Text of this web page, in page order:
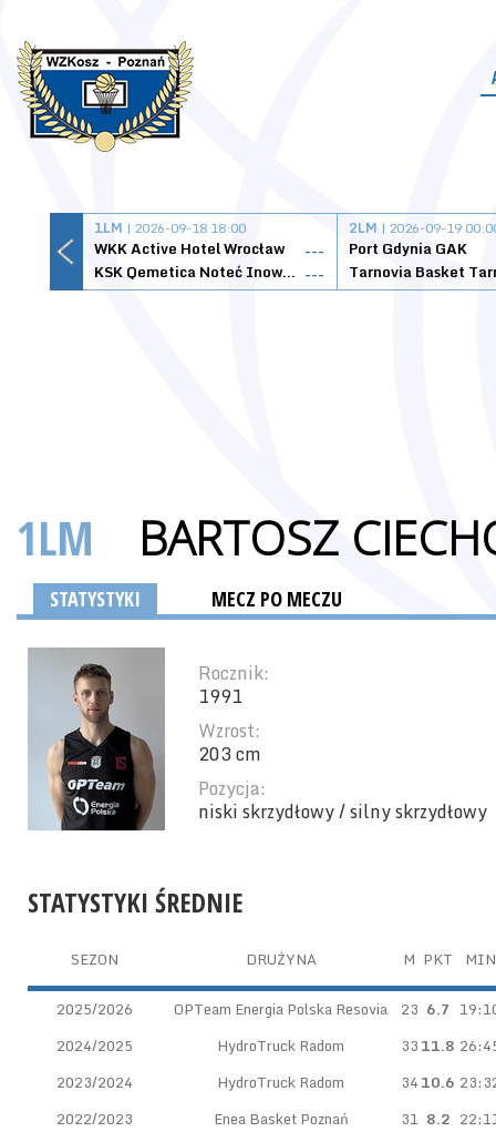
1LM | 2026-09-18 18:00
WKK Active Hotel Wrocław
---
KSK Qemetica Noteć Inowrocław ---
2LM | 2026-09-19
Port Gdynia GAK
1LM BARTOSZ
STATYSTYKI MECZ PO MECZU
Rocznik:
1991
Wzrost:
203 cm
Pozycja:
niski skrzydłowy / silny skrzydłowy
STATYSTYKI ŚREDNIE
SEZON DRUŻYNA M PKT MIN
2025/2026 OPTeam Energia Polska Resovia 23 6.7
2024/2025
HydroTruck Radom 3311.8
2023/2024
HydroTruck Radom 3410.6
2022/2023
Enea Basket Poznań 31 8.2